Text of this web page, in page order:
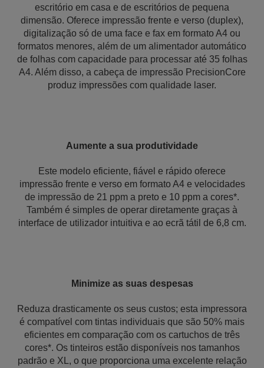
escritório em casa e de escritórios de pequena
dimensão. Oferece impressão frente e verso (duplex),
digitalização só de uma face e fax em formato A4 ou
formatos menores, além de um alimentador automático
de folhas com capacidade para processar até 35 folhas
A4. Além disso, a cabeça de impressão PrecisionCore
produz impressões com qualidade laser.
Aumente a sua produtividade
Este modelo eficiente, fiável e rápido oferece
impressão frente e verso em formato A4 e velocidades
de impressão de 21 ppm a preto e 10 ppm a cores*.
Também é simples de operar diretamente graças à
interface de utilizador intuitiva e ao ecrã tátil de 6,8 cm.
Minimize as suas despesas
Reduza drasticamente os seus custos; esta impressora
é compatível com tintas individuais que são 50% mais
eficientes em comparação com os cartuchos de três
cores*. Os tinteiros estão disponíveis nos tamanhos
padrão e XL, o que proporciona uma excelente relação